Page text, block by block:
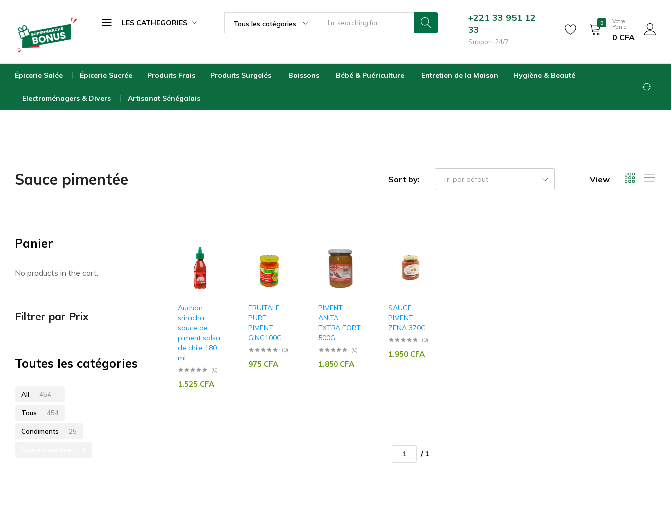
supermarche.com
LES CATHEGORIES
Épicerie Sucrée
Produits Frais
Produits Surgelés
Hygiène & Beauté
Tous les catégories
+221 33 951 12
33
Support 24/7
0 Votre
Panier
0 CFA
Épicerie Salée Épicerie Sucrée Produits Frais Produits Surgelés Boissons Bébé & Puériculture Entretien de la Maison Hygiène & Beauté
Electroménagers & Divers Artisanat Sénégalais
Sauce pimentée Sort by: Tri par défaut View
Auchan
sriracha
sauce de
piment salsa
de chile 180
ml
(0)
1.525 CFA
FRUITALE
PURE
PIMENT
GING100G
(0)
975 CFA
PIMENT
ANITA
EXTRA FORT
500G
(0)
1.850 CFA
SAUCE
PIMENT
ZENA 370G
(0)
1.950 CFA
/ 1
Panier
No products in the cart.
Filtrer par Prix
Toutes les catégories
All 454
Tous 454
Condiments 25